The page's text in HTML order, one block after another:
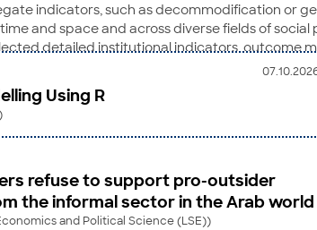
indicators, such as decommodification or
and space and across diverse fields of social
detailed institutional indicators, outcome
two phases, and started conceptualizing and
in their respective social policy fields. In the third
of measures to map the global varieties of
of policy-field and aggregate indices for
Using R
refuse to support pro-outsider
the informal sector in the Arab world
and Political Science (LSE))